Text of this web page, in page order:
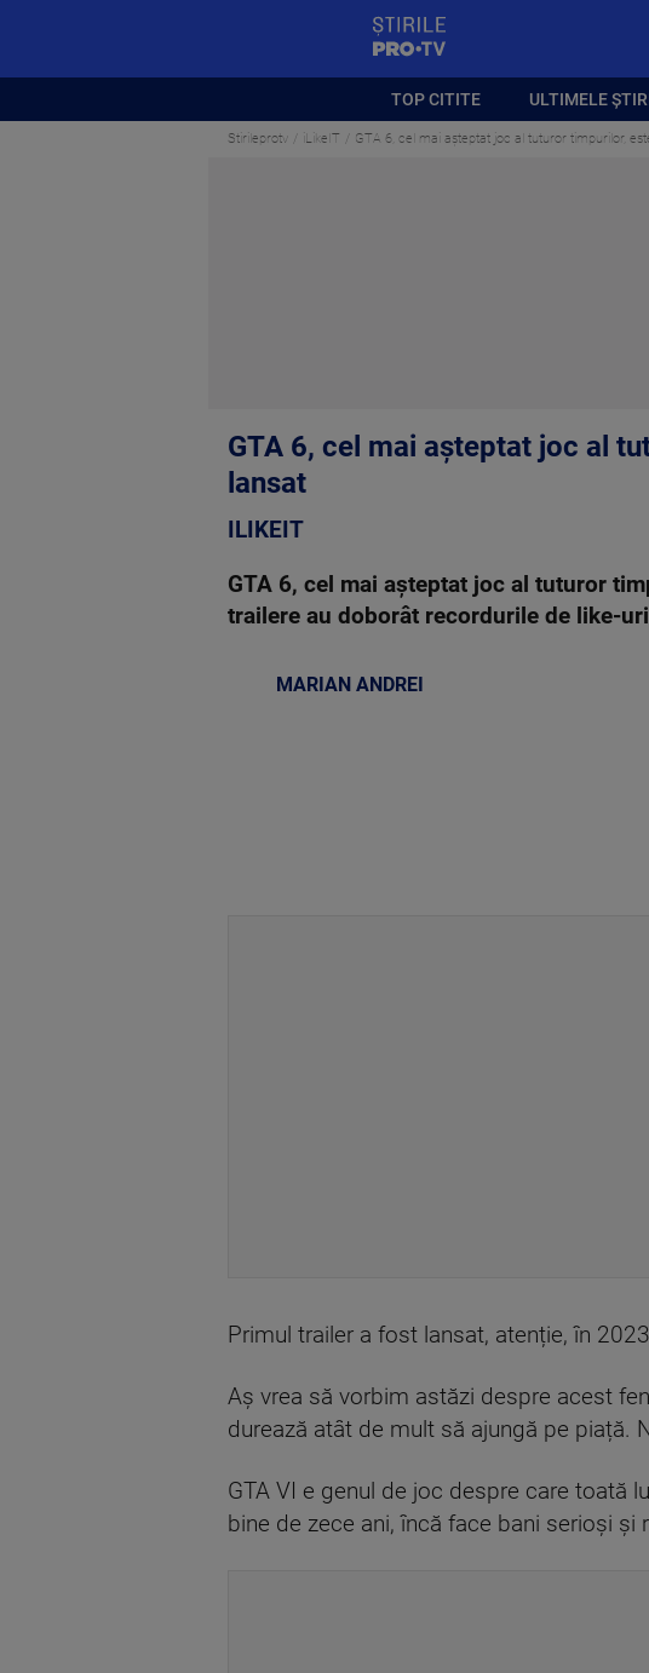
TOP CITITE ULTIMELE
Stirileprotv iLikeIT GTA 6, cel mai așteptat joc al tuturor timpurilor,
GTA 6, cel mai așteptat joc al
lansat
ILIKEIT
GTA 6, cel mai așteptat joc al tuturor
trailere au doborât recordurile de like-
MARIAN ANDREI
Primul trailer a fost lansat, atenție, în
Aș vrea să vorbim astăzi despre acest
durează atât de mult să ajungă pe piață.
GTA VI e genul de joc despre care toată
bine de zece ani, încă face bani serioși